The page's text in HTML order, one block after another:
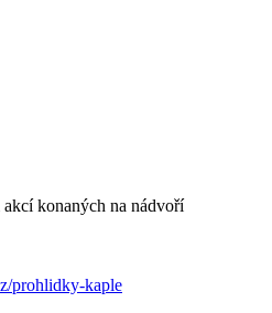
konaných na nádvoří
prohlidky-kaple